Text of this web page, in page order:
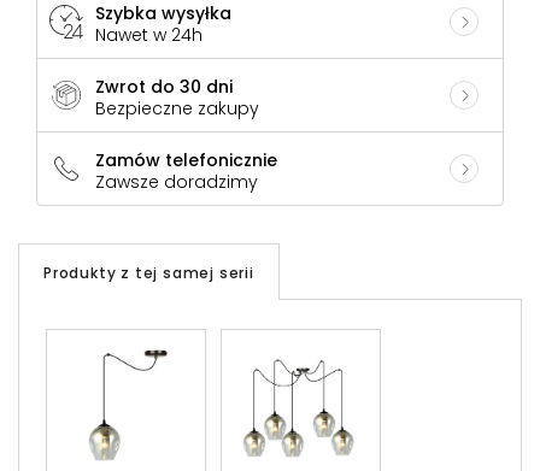
Szybka wysyłka
Nawet w 24h
Zwrot do 30 dni
Bezpieczne zakupy
Zamów telefonicznie
Zawsze doradzimy
Produkty z tej samej serii